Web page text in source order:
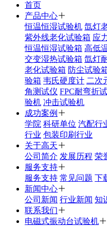
首页
产品中心
恒温恒湿试验机 氙灯
紫外线老化试验箱 应
恒温恒湿试验箱 高低
交变湿热试验箱 氙灯
老化试验箱 防尘试验
验箱 韦氏硬度计 二次
角测试仪 FPC耐弯折
验机 冲击试验机
成功案例
学院 科研单位 汽配行
行业 包装印刷行业
关于高天
公司简介 发展历程 荣
服务支持
服务支持 常见问题 下
新闻中心
公司新闻 行业新闻 知
联系我们
电磁式振动台试验机